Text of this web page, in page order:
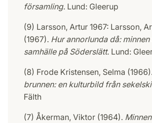
församling. Lund: Gleerup
(9) Larsson, Artur 1967: Larsson,
(1967). Hur annorlunda då:
samhälle på Söderslätt. Lund:
(8) Frode Kristensen, Selma
brunnen: en kulturbild från
Fälth
(7) Åkerman, Viktor (1964).